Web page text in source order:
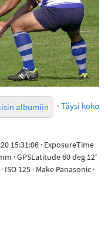
albumiin · Täysi koko
15:31:06 · ExposureTime
· GPSLatitude 60 deg 12'
125 · Make Panasonic ·